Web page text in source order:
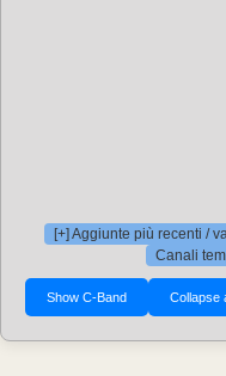
[+] Aggiunte più recenti /
Canali